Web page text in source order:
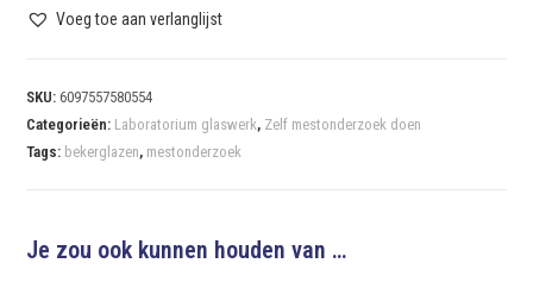
Voeg toe aan verlanglijst
SKU:6097557580554
Categorieën: Laboratorium glaswerk, Zelf mestonderzoek doen
Tags: bekerglazen, mestonderzoek
Je zou ook kunnen houden van …